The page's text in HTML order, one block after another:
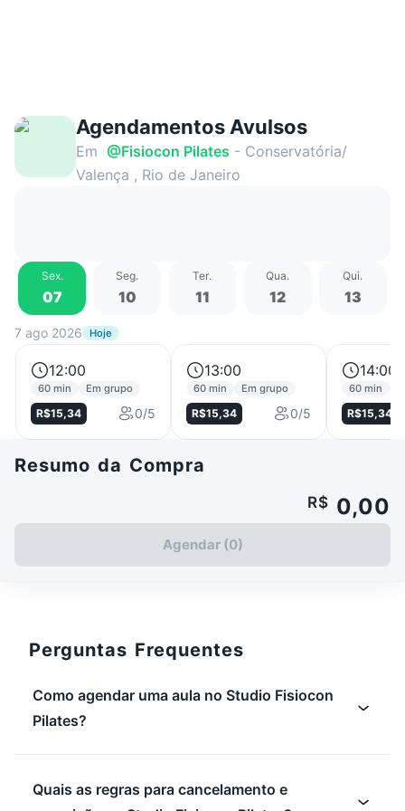
Agendamentos Avulsos
Em @Fisiocon Pilates - Conservatória/
Valença , Rio de Janeiro
Sex.
07
Seg.
10
Ter.
11
Qua.
12
Qui.
13
7 ago 2026 Hoje
12:00
60 min Em grupo
R$15,34 0/5
13:00
60 min Em grupo
R$15,34 0/5
14:00
60 min
R$15,34
Resumo da Compra
R$ 0,00
Agendar (0)
Perguntas Frequentes
Como agendar uma aula no Studio Fisiocon
Pilates?
Quais as regras para cancelamento e